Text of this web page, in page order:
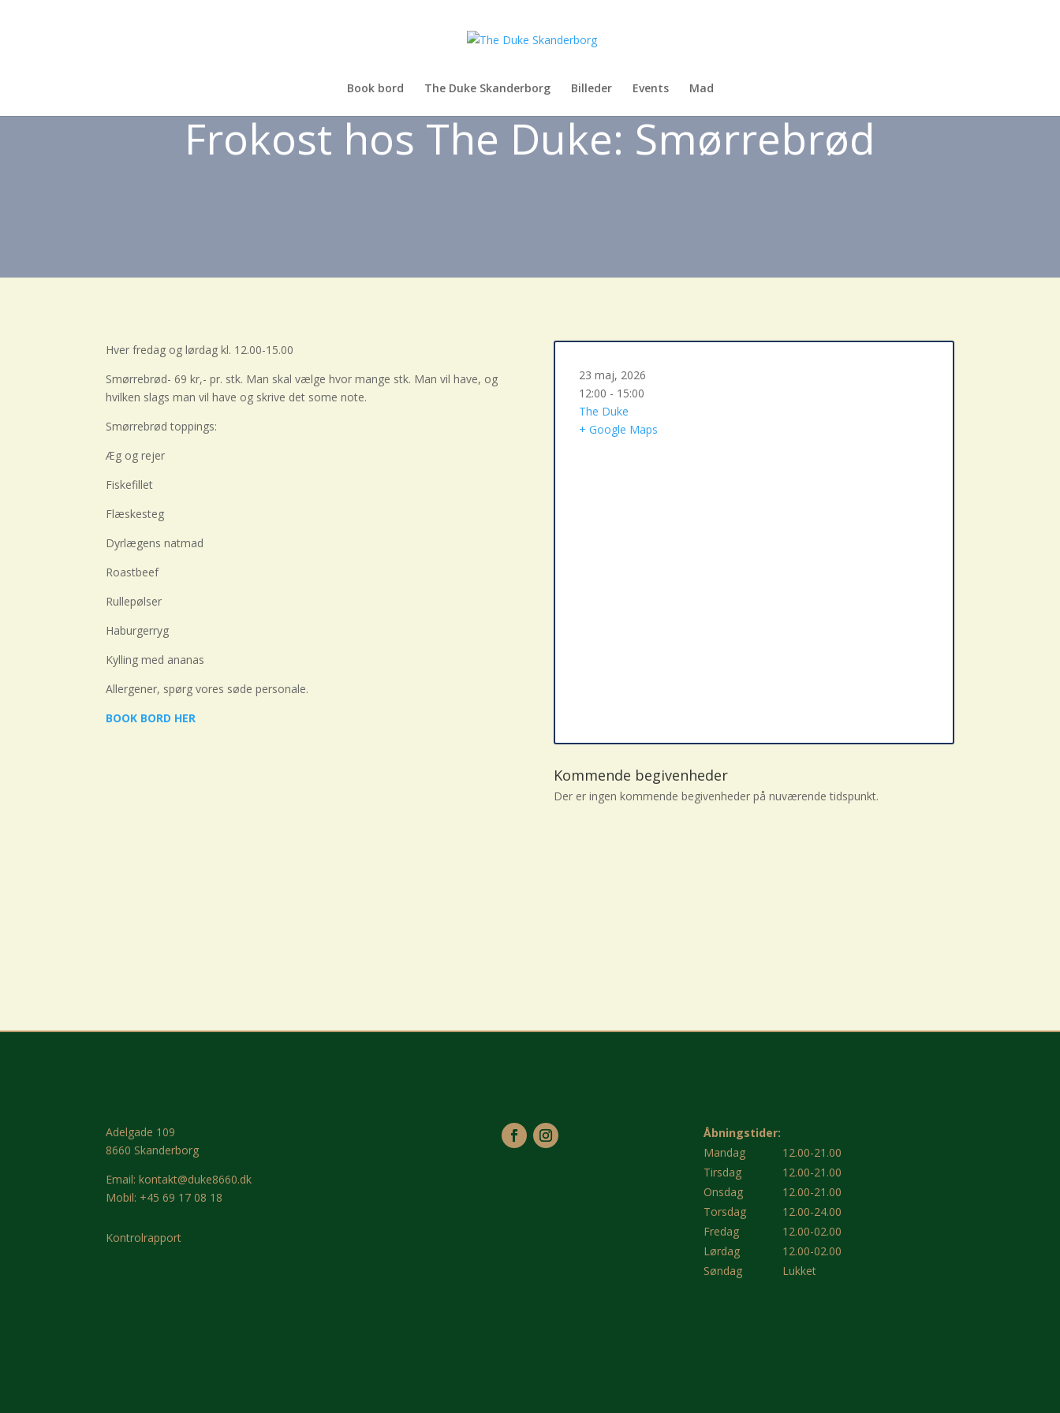
Book bord The Duke Skanderborg Billeder Events Mad
Frokost hos The Duke: Smørrebrød
Hver fredag og lørdag kl. 12.00-15.00
Smørrebrød- 69 kr,- pr. stk. Man skal vælge hvor mange stk. Man vil have, og
hvilken slags man vil have og skrive det some note.
Smørrebrød toppings:
Æg og rejer
Fiskefillet
Flæskesteg
Dyrlægens natmad
Roastbeef
Rullepølser
Haburgerryg
Kylling med ananas
Allergener, spørg vores søde personale.
BOOK BORD HER
23 maj, 2026
12:00 - 15:00
The Duke
+ Google Maps
Kommende begivenheder
Der er ingen kommende begivenheder på nuværende tidspunkt.
Adelgade 109
8660 Skanderborg
Email:kontakt@duke8660.dk
Mobil: +45 69 17 08 18
Kontrolrapport
Åbningstider:
Mandag
12.00-21.00
Tirsdag
12.00-21.00
Onsdag
12.00-21.00
Torsdag
12.00-24.00
Fredag
12.00-02.00
Lørdag
12.00-02.00
Søndag
Lukket